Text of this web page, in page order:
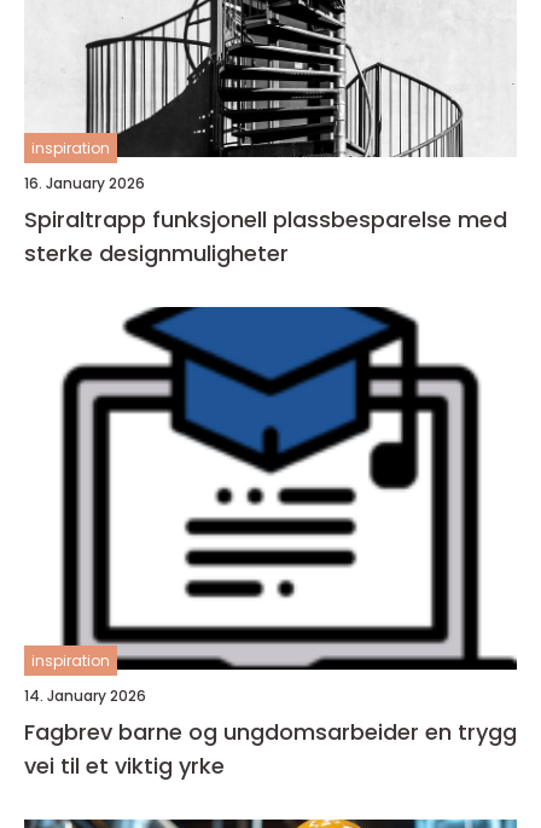
inspiration
16. January 2026
Spiraltrapp funksjonell plassbesparelse med
sterke designmuligheter
inspiration
14. January 2026
Fagbrev barne og ungdomsarbeider en trygg
vei til et viktig yrke